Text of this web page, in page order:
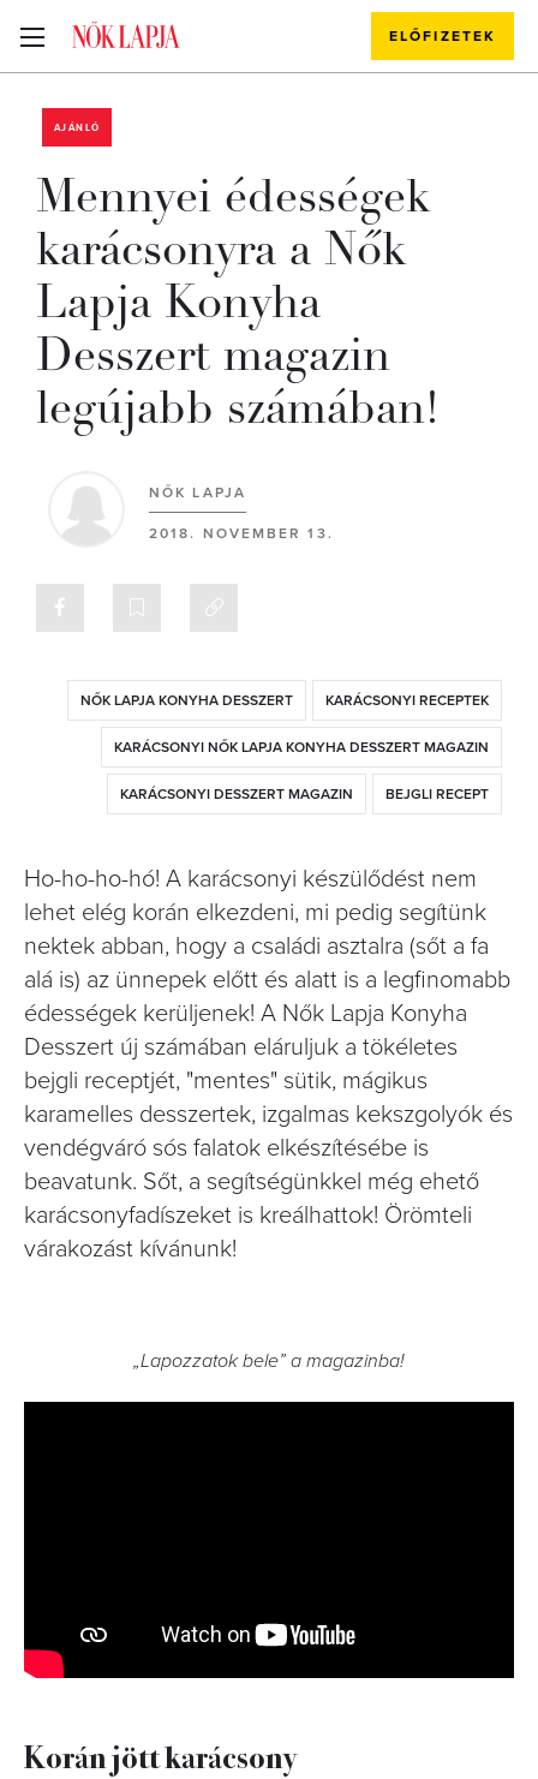
ELŐFIZETEK
AJÁNLÓ
Mennyei édességek
karácsonyra a Nők
Lapja Konyha
Desszert magazin
legújabb számában!
NŐK LAPJA
2018. NOVEMBER 13.
NŐK LAPJA KONYHA DESSZERT KARÁCSONYI RECEPTEK
KARÁCSONYI NŐK LAPJA KONYHA DESSZERT MAGAZIN
KARÁCSONYI DESSZERT MAGAZIN BEJGLI RECEPT
Ho-ho-ho-hó! A karácsonyi készülődést nem
lehet elég korán elkezdeni, mi pedig segítünk
nektek abban, hogy a családi asztalra (sőt a fa
alá is) az ünnepek előtt és alatt is a legfinomabb
édességek kerüljenek! A Nők Lapja Konyha
Desszert új számában eláruljuk a tökéletes
bejgli receptjét, "mentes" sütik, mágikus
karamelles desszertek, izgalmas kekszgolyók és
vendégváró sós falatok elkészítésébe is
beavatunk. Sőt, a segítségünkkel még ehető
karácsonyfadíszeket is kreálhattok! Örömteli
várakozást kívánunk!
„Lapozzatok bele” a magazinba!
Korán jött karácsony